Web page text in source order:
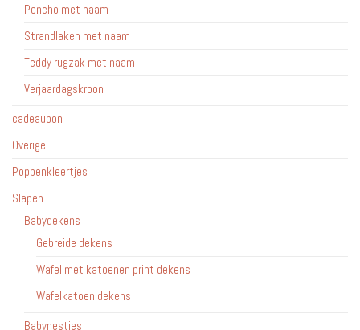
Poncho met naam
Strandlaken met naam
Teddy rugzak met naam
Verjaardagskroon
cadeaubon
Overige
Poppenkleertjes
Slapen
Babydekens
Gebreide dekens
Wafel met katoenen print dekens
Wafelkatoen dekens
Babynestjes